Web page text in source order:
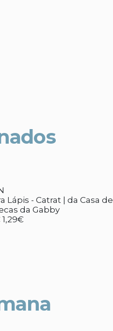
Lápis - Catrat | da Casa de
da Gabby
1,29€